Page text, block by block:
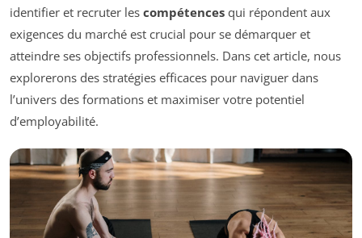
identifier et recruter les compétences qui répondent aux
exigences du marché est crucial pour se démarquer et
atteindre ses objectifs professionnels. Dans cet article, nous
explorerons des stratégies efficaces pour naviguer dans
l’univers des formations et maximiser votre potentiel
d’employabilité.